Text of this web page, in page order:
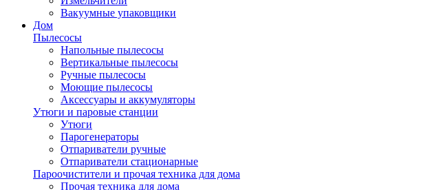
Вакуумные упаковщики
Дом
Пылесосы
Напольные пылесосы
Вертикальные пылесосы
Ручные пылесосы
Моющие пылесосы
Аксессуары и аккумуляторы
Утюги и паровые станции
Утюги
Парогенераторы
Отпариватели ручные
Отпариватели стационарные
Пароочистители и прочая техника для дома
Прочая техника для дома